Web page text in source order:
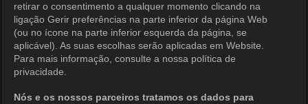
retirar o consentimento a qualquer momento clicando na
ligação Gerir preferências na parte inferior da página Web
(ou no ícone na parte inferior esquerda da página, se
aplicável). As suas escolhas serão aplicadas em Website.
Para mais informação, consulte a nossa política de
privacidade.
Nós e os nossos parceiros tratamos os dados para